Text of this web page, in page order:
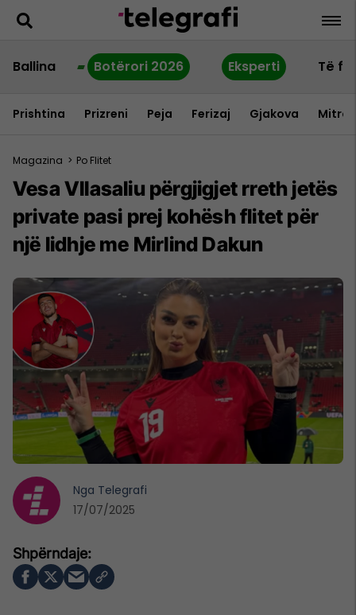
Ballina Botërori 2026 Eksperti Të
Prishtina Prizreni Peja Ferizaj Gjakova
Magazina > Po Flitet
Vesa Vllasaliu përgjigjet rreth jetës
private pasi prej kohësh flitet për
një lidhje me Mirlind Dakun
Nga Telegrafi
17/07/2025